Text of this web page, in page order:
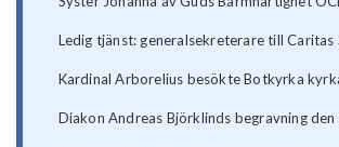
Ledig tjänst: generalsekreterare till Caritas
Kardinal Arborelius besökte Botkyrka
Diakon Andreas Björklinds begravning den